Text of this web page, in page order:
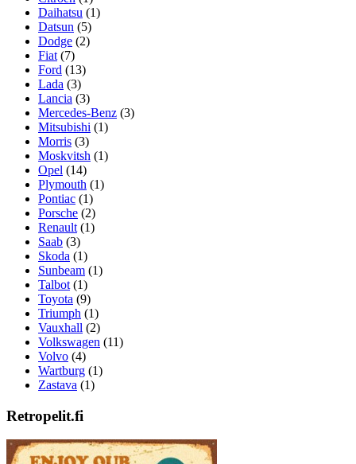
Daihatsu (1)
Datsun (5)
Dodge (2)
Fiat (7)
Ford (13)
Lada (3)
Lancia (3)
Mercedes-Benz (3)
Mitsubishi (1)
Morris (3)
Moskvitsh (1)
Opel (14)
Plymouth (1)
Pontiac (1)
Porsche (2)
Renault (1)
Saab (3)
Skoda (1)
Sunbeam (1)
Talbot (1)
Toyota (9)
Triumph (1)
Vauxhall (2)
Volkswagen (11)
Volvo (4)
Wartburg (1)
Zastava (1)
Retropelit.fi